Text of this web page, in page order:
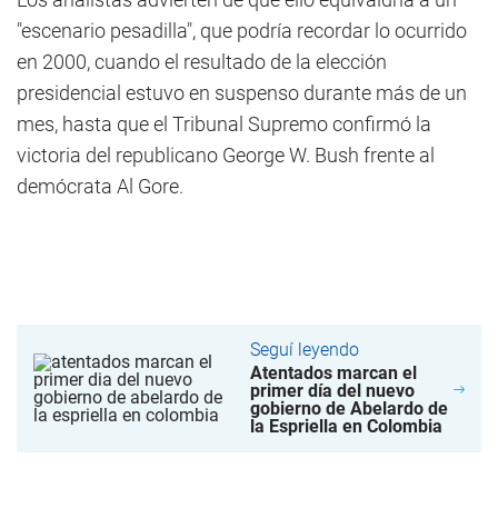
"escenario pesadilla", que podría recordar lo ocurrido
en 2000, cuando el resultado de la elección
presidencial estuvo en suspenso durante más de un
mes, hasta que el Tribunal Supremo confirmó la
victoria del republicano George W. Bush frente al
demócrata Al Gore.
Seguí leyendo
Atentados marcan el
primer día del nuevo
gobierno de Abelardo de
la Espriella en Colombia